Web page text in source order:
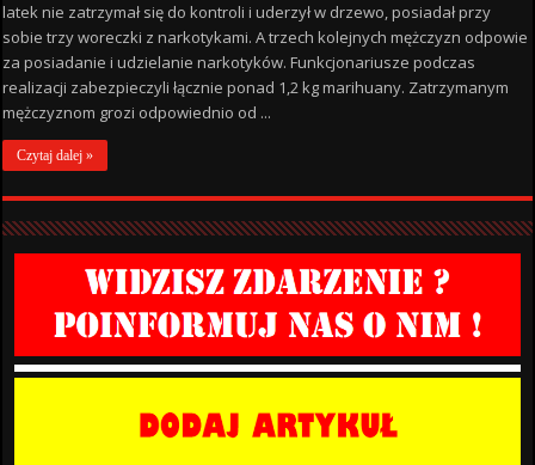
latek nie zatrzymał się do kontroli i uderzył w drzewo, posiadał przy
sobie trzy woreczki z narkotykami. A trzech kolejnych mężczyzn odpowie
za posiadanie i udzielanie narkotyków. Funkcjonariusze podczas
realizacji zabezpieczyli łącznie ponad 1,2 kg marihuany. Zatrzymanym
mężczyznom grozi odpowiednio od ...
Czytaj dalej »